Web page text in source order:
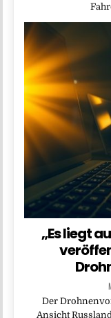
„Es liegt
Der
Ansicht